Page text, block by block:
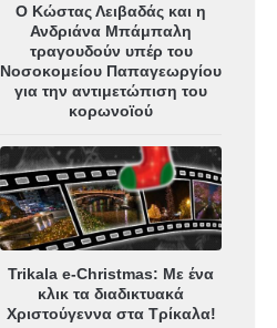
Ο Κώστας Λειβαδάς και η
Ανδριάνα Μπάμπαλη
τραγουδούν υπέρ του
Νοσοκομείου Παπαγεωργίου
για την αντιμετώπιση του
κορωνοϊού
Trikala e-Christmas: Με ένα
κλικ τα διαδικτυακά
Χριστούγεννα στα Τρίκαλα!